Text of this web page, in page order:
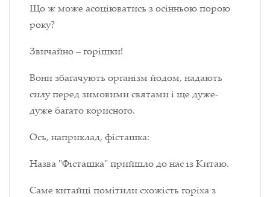
Що ж може асоціюватись з осінньою порою
року?
Звичайно – горішки!
Вони збагачують організм йодом, надають
силу перед зимовими святами і ще дуже-
дуже багато корисного.
Ось, наприклад, фісташка:
Назва "Фісташка" прийшло до нас із Китаю.
Саме китайці помітили схожість горіха з